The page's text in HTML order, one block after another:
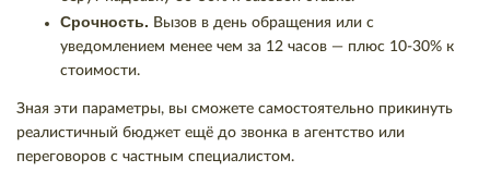
Срочность. Вызов в день обращения или с
уведомлением менее чем за 12 часов — плюс 10-30% к
стоимости.
Зная эти параметры, вы сможете самостоятельно прикинуть
реалистичный бюджет ещё до звонка в агентство или
переговоров с частным специалистом.